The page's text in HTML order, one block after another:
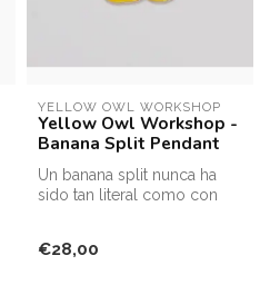
YELLOW OWL WORKSHOP
Yellow Owl Workshop -
Banana Split Pendant
Un banana split nunca ha
sido tan literal como con
€28,00